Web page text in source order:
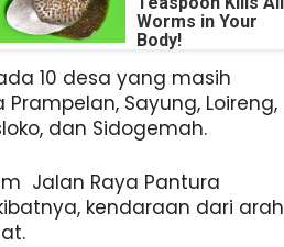
Worms in Your
Body!
10 desa yang masih
Sayung, Loireng,
dan Sidogemah.
Jalan Raya Pantura
kendaraan dari arah